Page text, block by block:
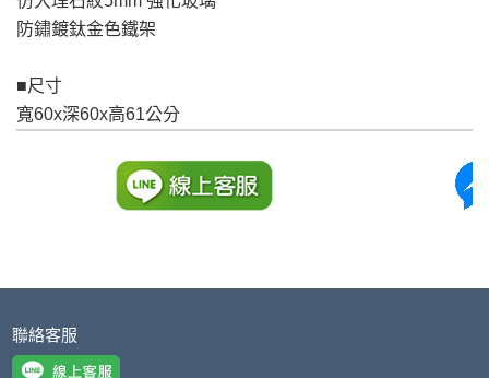
防鏽鍍鈦金色鐵架
■尺寸
寬60x深60x高61公分
暫無配送地區
雄、屏東、宜蘭、 花蓮、台東、金門、馬祖、澎湖地區
。
是全新狀態且完整包裝，床墊、床包、枕頭
性)，若未依照上述方式處理，恕無法接受退
貨。
由於透過電腦螢幕選購商品，可能會因個人
電腦螢幕的設定色差或解析度等因素， 與實
詳細尺寸以實品為主。
聯絡客服